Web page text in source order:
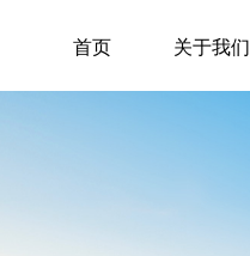
首页 关于我们